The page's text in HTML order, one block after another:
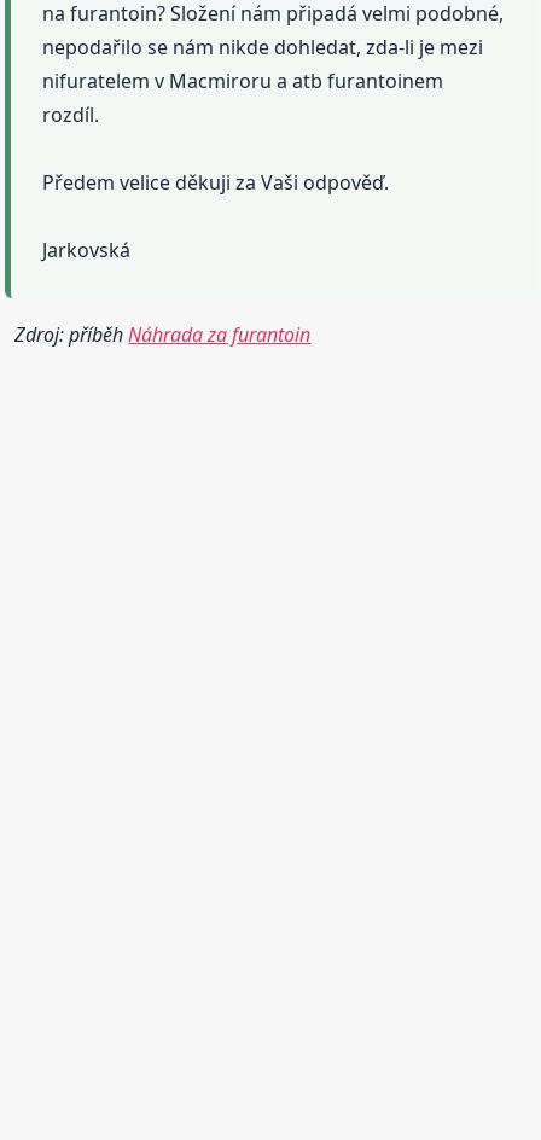
na furantoin? Složení nám připadá velmi podobné,
nepodařilo se nám nikde dohledat, zda-li je mezi
nifuratelem v Macmiroru a atb furantoinem
rozdíl.
Předem velice děkuji za Vaši odpověď.
Jarkovská
Zdroj: příběhNáhrada za furantoin